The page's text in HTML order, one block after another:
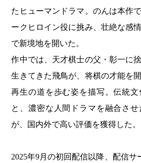
たヒューマンドラマ。のんは本作
ークヒロイン役に挑み、壮絶な感
で新境地を開いた。
作中では、天才棋士の父・彰一に
生きてきた飛鳥が、将棋の才能を
再生の道を歩む姿を描写。伝統
と、濃密な人間ドラマを融合さ
が、国内外で高い評価を獲得した。
2025年9月の初回配信以降、配信